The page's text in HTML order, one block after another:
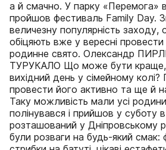
а й смачно. У парку «Перемога»
пройшов фестиваль Family Day.
величезну популярність заходу,
обіцяють вже у вересні
родинне свято. Олександр
ТУРУКАЛО Що може бути краще,
вихідний день у сімейному колі?
провести його активно та ще й
Таку можливість мали усі
полінувався і прийшов у суботу
розташований у Дніпровському
були розваги на будь-який смак: